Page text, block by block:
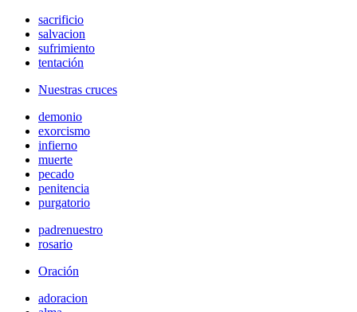
sacrificio
salvacion
sufrimiento
tentación
Nuestras cruces
demonio
exorcismo
infierno
muerte
pecado
penitencia
purgatorio
padrenuestro
rosario
Oración
adoracion